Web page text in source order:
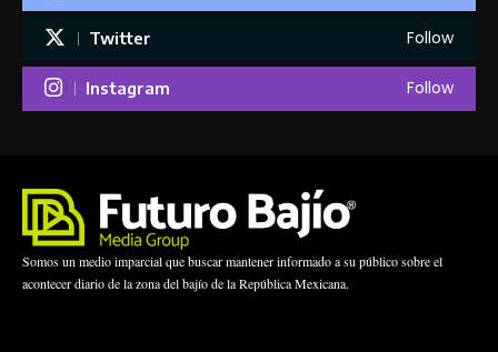
Twitter Follow
Instagram Follow
Somos un medio imparcial que buscar mantener informado a su público sobre el
acontecer diario de la zona del bajío de la República Mexicana.